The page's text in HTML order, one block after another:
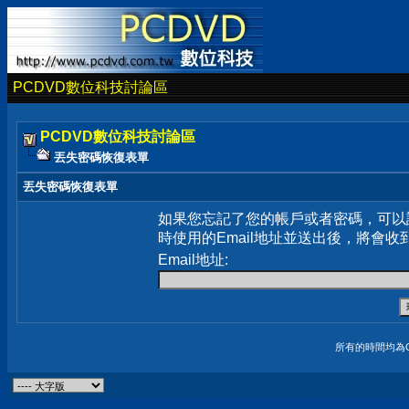
PCDVD數位科技討論區
PCDVD數位科技討論區
丟失密碼恢復表單
丟失密碼恢復表單
如果您忘記了您的帳戶或者密碼，可
時使用的Email地址並送出後，將會收
Email地址:
所有的時間均為